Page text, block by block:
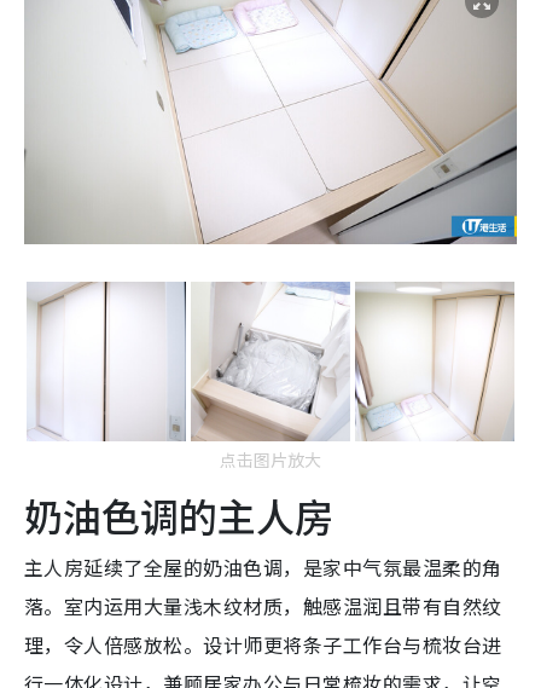
点击图片放大
奶油色调的主人房
主人房延续了全屋的奶油色调，是家中气氛最温柔的角
落。室内运用大量浅木纹材质，触感温润且带有自然纹
理，令人倍感放松。设计师更将条子工作台与梳妆台进